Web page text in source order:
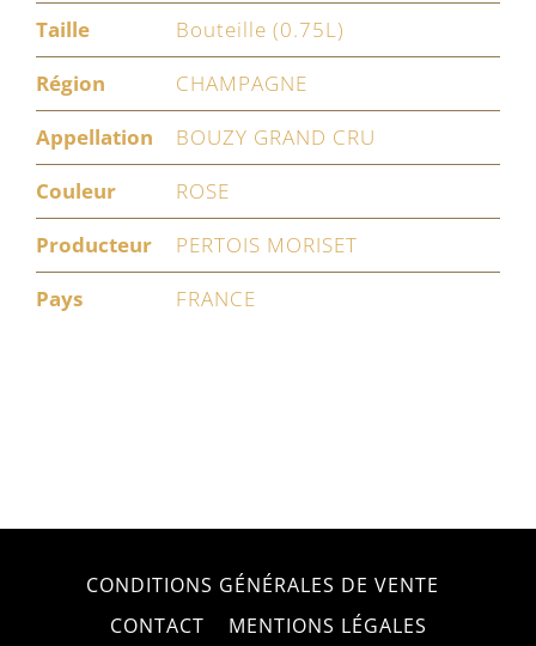
Taille
Bouteille (0.75L)
Région
CHAMPAGNE
Appellation
BOUZY GRAND CRU
Couleur
ROSE
Producteur
PERTOIS MORISET
Pays
FRANCE
CONDITIONS GÉNÉRALES DE VENTE
CONTACT
MENTIONS LÉGALES